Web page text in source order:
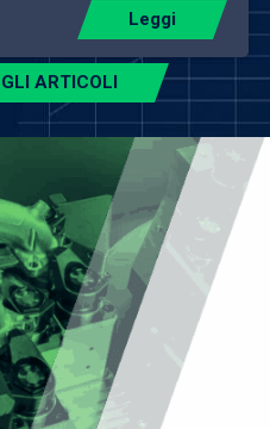
Leggi
ARTICOLI